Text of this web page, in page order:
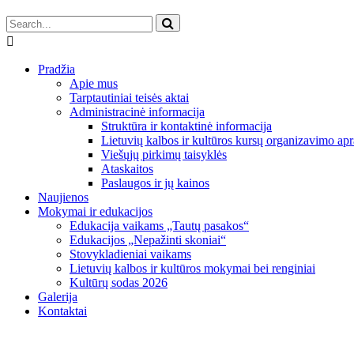
Pradžia
Apie mus
Tarptautiniai teisės aktai
Administracinė informacija
Struktūra ir kontaktinė informacija
Lietuvių kalbos ir kultūros kursų organizavimo
Viešųjų pirkimų taisyklės
Ataskaitos
Paslaugos ir jų kainos
Naujienos
Mokymai ir edukacijos
Edukacija vaikams „Tautų pasakos“
Edukacijos „Nepažinti skoniai“
Stovykladieniai vaikams
Lietuvių kalbos ir kultūros mokymai bei renginiai
Kultūrų sodas 2026
Galerija
Kontaktai